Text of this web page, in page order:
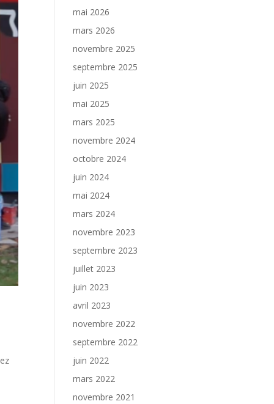
mai 2026
mars 2026
novembre 2025
septembre 2025
juin 2025
mai 2025
mars 2025
novembre 2024
octobre 2024
juin 2024
mai 2024
mars 2024
novembre 2023
septembre 2023
juillet 2023
juin 2023
avril 2023
novembre 2022
septembre 2022
juin 2022
mars 2022
novembre 2021